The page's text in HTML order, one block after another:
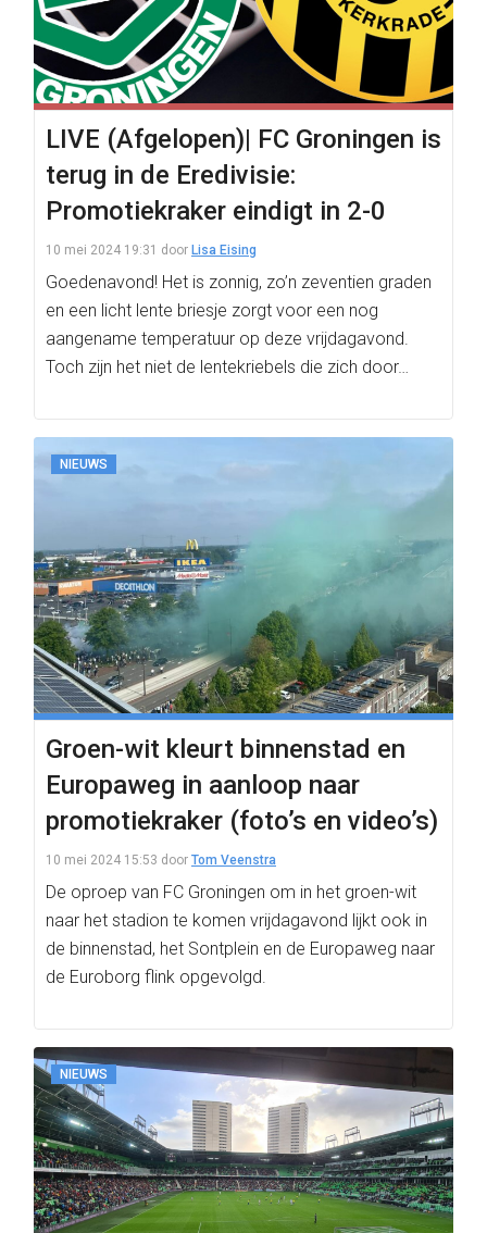
LIVE (Afgelopen)| FC Groningen is
terug in de Eredivisie:
Promotiekraker eindigt in 2-0
10 mei 2024 19:31 door Lisa Eising
Goedenavond! Het is zonnig, zo’n zeventien graden
en een licht lente briesje zorgt voor een nog
aangename temperatuur op deze vrijdagavond.
Toch zijn het niet de lentekriebels die zich door…
NIEUWS
Groen-wit kleurt binnenstad en
Europaweg in aanloop naar
promotiekraker (foto’s en video’s)
10 mei 2024 15:53 door Tom Veenstra
De oproep van FC Groningen om in het groen-wit
naar het stadion te komen vrijdagavond lijkt ook in
de binnenstad, het Sontplein en de Europaweg naar
de Euroborg flink opgevolgd.
NIEUWS